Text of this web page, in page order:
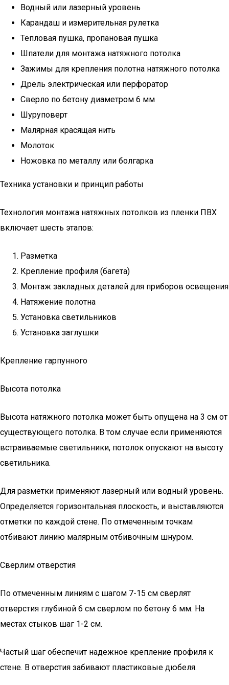
Водный или лазерный уровень
Карандаш и измерительная рулетка
Тепловая пушка, пропановая пушка
Шпатели для монтажа натяжного потолка
Зажимы для крепления полотна натяжного потолка
Дрель электрическая или перфоратор
Сверло по бетону диаметром 6 мм
Шуруповерт
Малярная красящая нить
Молоток
Ножовка по металлу или болгарка
Техника установки и принцип работы
Технология монтажа натяжных потолков из пленки ПВХ
включает шесть этапов:
Разметка
Крепление профиля (багета)
Монтаж закладных деталей для приборов освещения
Натяжение полотна
Установка светильников
Установка заглушки
Крепление гарпунного
Высота потолка
Высота натяжного потолка может быть опущена на 3 см от
существующего потолка. В том случае если применяются
встраиваемые светильники, потолок опускают на высоту
светильника.
Для разметки применяют лазерный или водный уровень.
Определяется горизонтальная плоскость, и выставляются
отметки по каждой стене. По отмеченным точкам
отбивают линию малярным отбивочным шнуром.
Сверлим отверстия
По отмеченным линиям с шагом 7-15 см сверлят
отверстия глубиной 6 см сверлом по бетону 6 мм. На
местах стыков шаг 1-2 см.
Частый шаг обеспечит надежное крепление профиля к
стене. В отверстия забивают пластиковые дюбеля.